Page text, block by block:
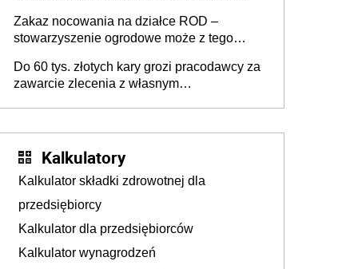
zmarłego
Zakaz nocowania na działce ROD –
stowarzyszenie ogrodowe może z tego
działki (wypowiedzieć dzierżawę)?
Do 60 tys. złotych kary grozi pracodawcy za
zawarcie zlecenia z własnym
Kalkulatory
Kalkulator składki zdrowotnej dla
przedsiębiorcy
Kalkulator dla przedsiębiorców
Kalkulator wynagrodzeń